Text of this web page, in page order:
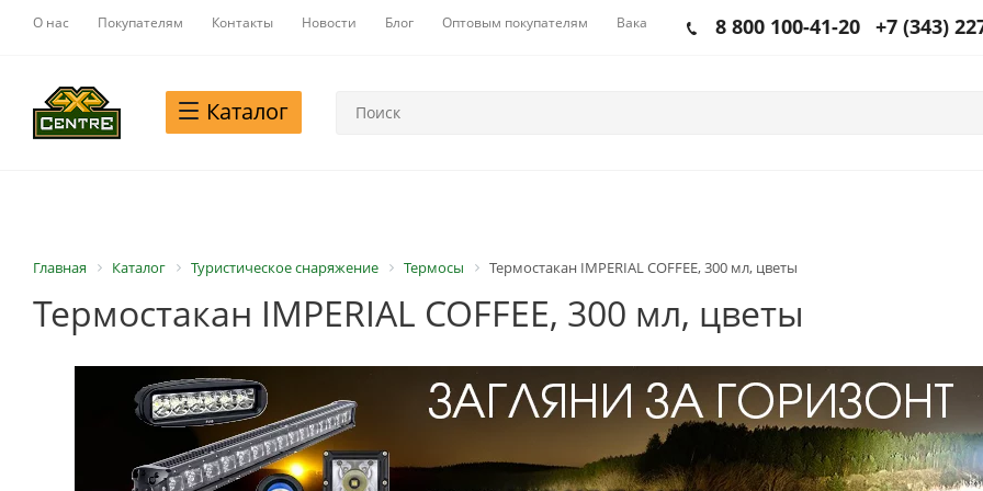
О нас Покупателям Контакты Новости Блог Оптовым покупателям Вакансии 8 800 100-41-20 +7 (343)
Каталог
Главная Каталог Туристическое снаряжение Термосы Термостакан IMPERIAL COFFEE, 300 мл, цветы
Термостакан IMPERIAL COFFEE, 300 мл, цветы